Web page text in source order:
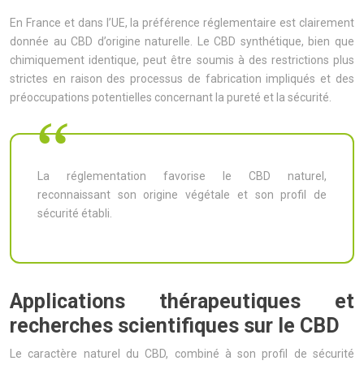
En France et dans l’UE, la préférence réglementaire est clairement
donnée au CBD d’origine naturelle. Le CBD synthétique, bien que
chimiquement identique, peut être soumis à des restrictions plus
strictes en raison des processus de fabrication impliqués et des
préoccupations potentielles concernant la pureté et la sécurité.
La réglementation favorise le CBD naturel,
reconnaissant son origine végétale et son profil de
sécurité établi.
Applications thérapeutiques et
recherches scientifiques sur le CBD
Le caractère naturel du CBD, combiné à son profil de sécurité